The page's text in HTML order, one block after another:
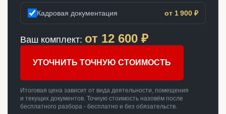
Кадровая документация от 1 900 ₽
Ваш комплект: от 12 600 ₽
УТОЧНИТЬ ТОЧНУЮ СТОИМОСТЬ
Итоговая цена зависит от вида деятельности, помещения
и текущих документов. Точную стоимость назовём после
бесплатного разбора - бесплатно и без обязательств.